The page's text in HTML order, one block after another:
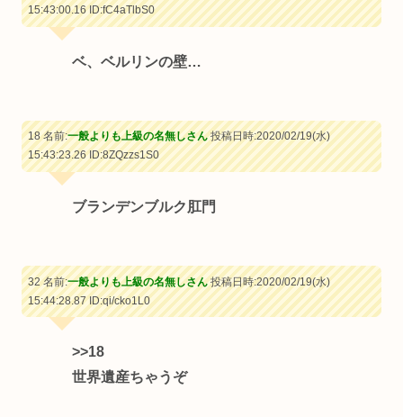
15:43:00.16ID:fC4aTlbS0
ベ、ベルリンの壁…
18 名前:一般よりも上級の名無しさん投稿日時:2020/02/19(水)
15:43:23.26ID:8ZQzzs1S0
ブランデンブルク肛門
32 名前:一般よりも上級の名無しさん投稿日時:2020/02/19(水)
15:44:28.87ID:qi/cko1L0
>>18
世界遺産ちゃうぞ